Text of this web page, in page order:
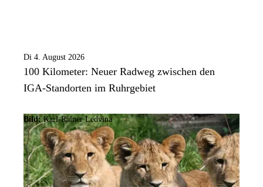
Di 4. August 2026
100 Kilometer: Neuer Radweg zwischen den
IGA-Standorten im Ruhrgebiet
Bild: Karl-Rainer Ledvina